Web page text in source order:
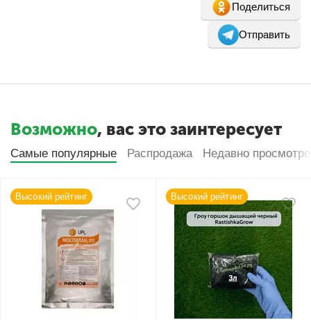
Поделиться
Отправить
Возможно, вас это заинтересует
Самые популярные Распродажа Недавно
Высокий рейтинг Высокий рейтинг